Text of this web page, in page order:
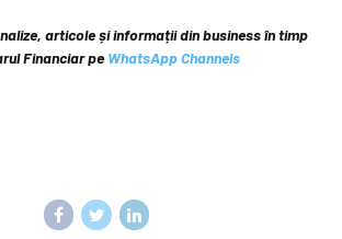
articole și informații din business în timp
Financiar pe WhatsApp Channels